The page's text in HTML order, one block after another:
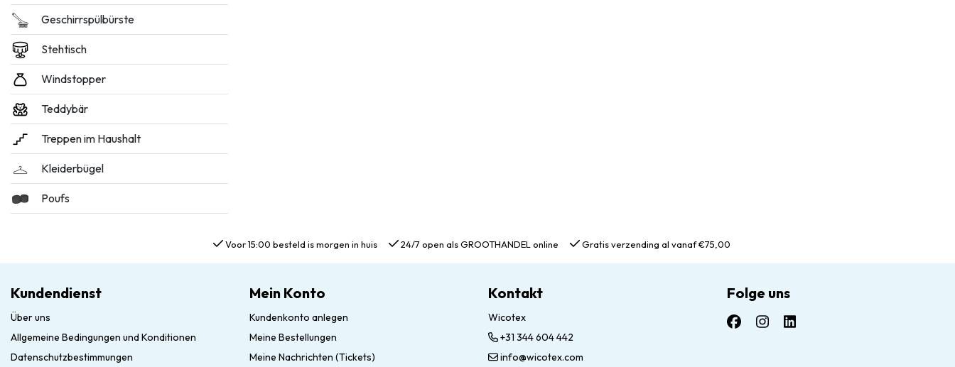
Geschirrspülbürste
Stehtisch
Windstopper
Teddybär
Treppen im Haushalt
Kleiderbügel
Poufs
Voor 15:00 besteld is morgen in huis 24/7 open als GROOTHANDEL online Gratis verzending al vanaf €75,00
Kundendienst
Über uns
Allgemeine Bedingungen und Konditionen
Datenschutzbestimmungen
Mein Konto
Kundenkonto anlegen
Meine Bestellungen
Meine Nachrichten (Tickets)
Kontakt
Wicotex
+31 344 604 442
info@wicotex.com
Folge uns